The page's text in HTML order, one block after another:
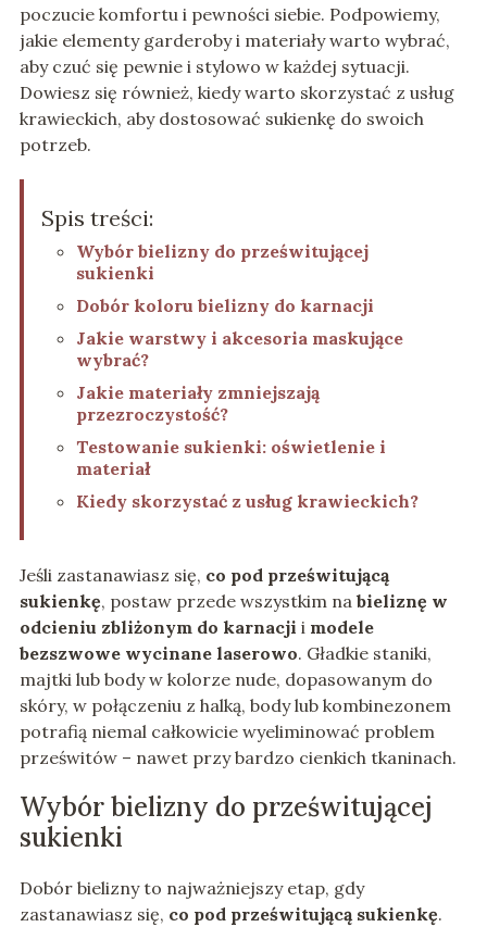
poczucie komfortu i pewności siebie. Podpowiemy,
jakie elementy garderoby i materiały warto wybrać,
aby czuć się pewnie i stylowo w każdej sytuacji.
Dowiesz się również, kiedy warto skorzystać z usług
krawieckich, aby dostosować sukienkę do swoich
potrzeb.
Spis treści:
Wybór bielizny do prześwitującej
sukienki
Dobór koloru bielizny do karnacji
Jakie warstwy i akcesoria maskujące
wybrać?
Jakie materiały zmniejszają
przezroczystość?
Testowanie sukienki: oświetlenie i
materiał
Kiedy skorzystać z usług krawieckich?
Jeśli zastanawiasz się, co pod prześwitującą
sukienkę, postaw przede wszystkim na bieliznę w
odcieniu zbliżonym do karnacji i modele
bezszwowe wycinane laserowo. Gładkie staniki,
majtki lub body w kolorze nude, dopasowanym do
skóry, w połączeniu z halką, body lub kombinezonem
potrafią niemal całkowicie wyeliminować problem
prześwitów – nawet przy bardzo cienkich tkaninach.
Wybór bielizny do prześwitującej
sukienki
Dobór bielizny to najważniejszy etap, gdy
zastanawiasz się, co pod prześwitującą sukienkę.